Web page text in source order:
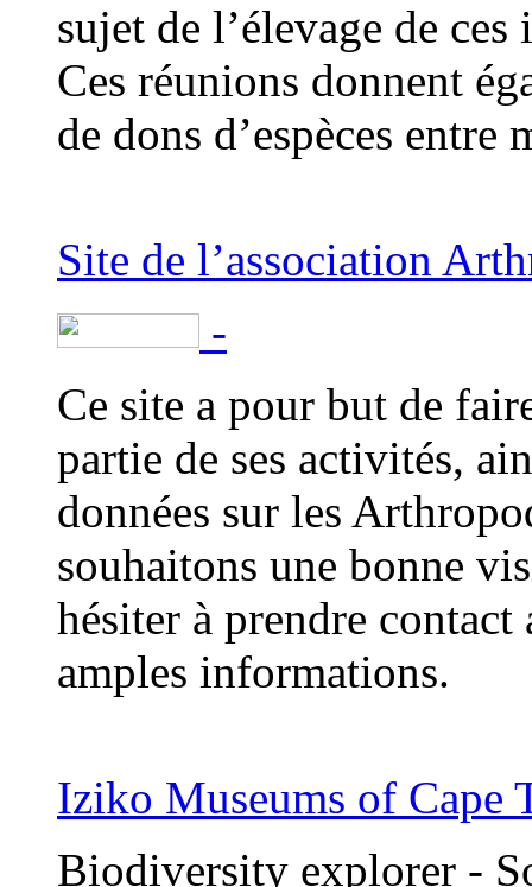
sujet de l’élevage de ces
Ces réunions donnent
de dons d’espèces entre
Site de l’association
-
Ce site a pour but de
partie de ses activités,
données sur les
souhaitons une bonne
hésiter à prendre
amples informations.
Iziko Museums of Cape
Biodiversity explorer -